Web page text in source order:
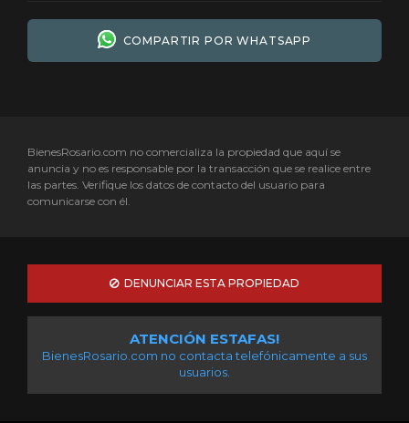
COMPARTIR POR WHATSAPP
BienesRosario.com no comercializa la propiedad que aquí se
anuncia y no es responsable por la transacción que se realice entre
las partes. Verifique los datos de contacto del usuario para
comunicarse con él.
DENUNCIAR ESTA PROPIEDAD
ATENCIÓN ESTAFAS!
BienesRosario.com no contacta telefónicamente a sus
usuarios.